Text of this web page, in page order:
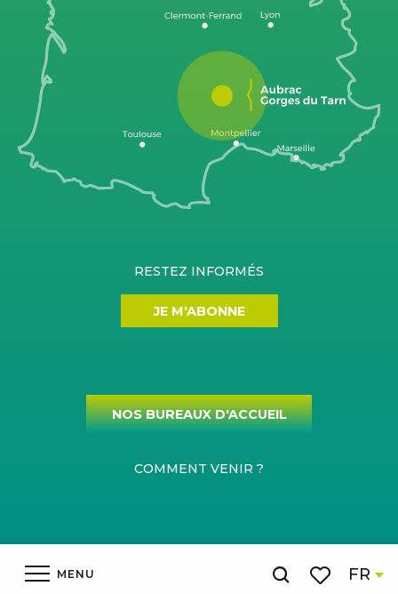
MENU
Recherche
FR
RESTEZ INFORMÉS
JE M'ABONNE
NOS BUREAUX D'ACCUEIL
COMMENT VENIR ?